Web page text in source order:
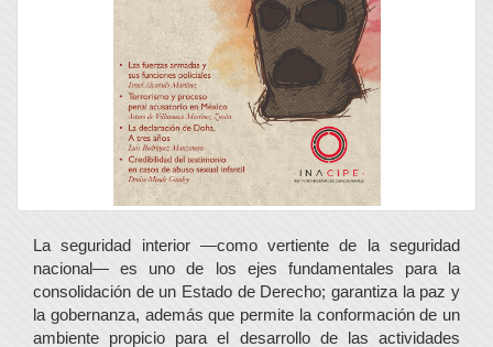
La seguridad interior —como vertiente de la seguridad
nacional— es uno de los ejes fundamentales para la
consolidación de un Estado de Derecho; garantiza la paz y
la gobernanza, además que permite la conformación de un
ambiente propicio para el desarrollo de las actividades